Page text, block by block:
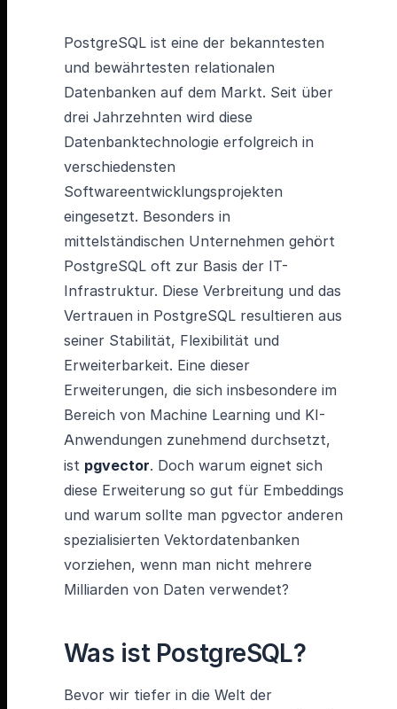
PostgreSQL ist eine der bekanntesten
und bewährtesten relationalen
Datenbanken auf dem Markt. Seit über
drei Jahrzehnten wird diese
Datenbanktechnologie erfolgreich in
verschiedensten
Softwareentwicklungsprojekten
eingesetzt. Besonders in
mittelständischen Unternehmen gehört
PostgreSQL oft zur Basis der IT-
Infrastruktur. Diese Verbreitung und das
Vertrauen in PostgreSQL resultieren aus
seiner Stabilität, Flexibilität und
Erweiterbarkeit. Eine dieser
Erweiterungen, die sich insbesondere im
Bereich von Machine Learning und KI-
Anwendungen zunehmend durchsetzt,
ist pgvector. Doch warum eignet sich
diese Erweiterung so gut für Embeddings
und warum sollte man pgvector anderen
spezialisierten Vektordatenbanken
vorziehen, wenn man nicht mehrere
Milliarden von Daten verwendet?
Was ist PostgreSQL?
Bevor wir tiefer in die Welt der